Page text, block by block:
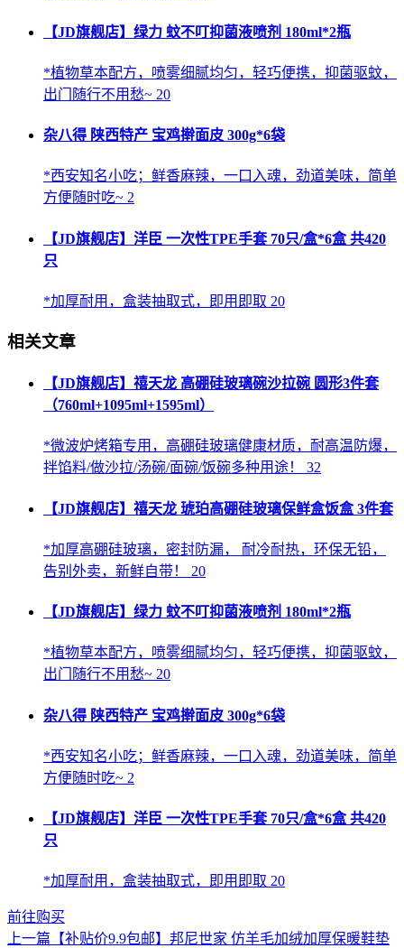
【JD旗舰店】绿力 蚊不叮抑菌液喷剂 180ml*2瓶
*植物草本配方，喷雾细腻均匀，轻巧便携，抑菌驱蚊，
出门随行不用愁~ 20
杂八得 陕西特产 宝鸡擀面皮 300g*6袋
*西安知名小吃；鲜香麻辣，一口入魂，劲道美味，简单
方便随时吃~ 2
【JD旗舰店】洋臣 一次性TPE手套 70只/盒*6盒 共420
只
*加厚耐用，盒装抽取式，即用即取 20
相关文章
【JD旗舰店】禧天龙 高硼硅玻璃碗沙拉碗 圆形3件套
（760ml+1095ml+1595ml）
*微波炉烤箱专用，高硼硅玻璃健康材质，耐高温防爆，
拌馅料/做沙拉/汤碗/面碗/饭碗多种用途！ 32
【JD旗舰店】禧天龙 琥珀高硼硅玻璃保鲜盒饭盒 3件套
*加厚高硼硅玻璃，密封防漏， 耐冷耐热，环保无铅，
告别外卖，新鲜自带！ 20
【JD旗舰店】绿力 蚊不叮抑菌液喷剂 180ml*2瓶
*植物草本配方，喷雾细腻均匀，轻巧便携，抑菌驱蚊，
出门随行不用愁~ 20
杂八得 陕西特产 宝鸡擀面皮 300g*6袋
*西安知名小吃；鲜香麻辣，一口入魂，劲道美味，简单
方便随时吃~ 2
【JD旗舰店】洋臣 一次性TPE手套 70只/盒*6盒 共420
只
*加厚耐用，盒装抽取式，即用即取 20
前往购买
上一篇 【补贴价9.9包邮】邦尼世家 仿羊毛加绒加厚保暖鞋垫